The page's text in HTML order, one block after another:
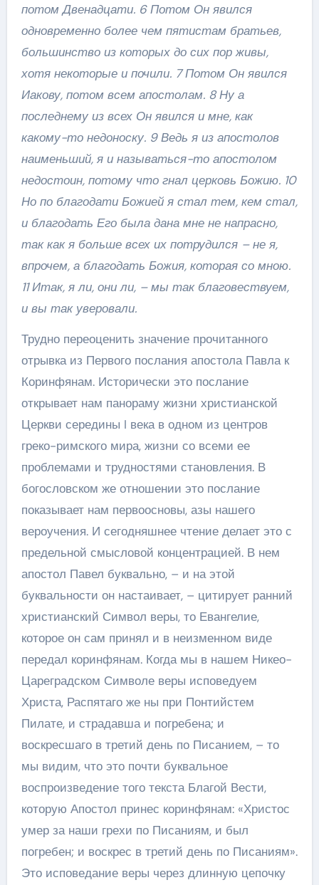
потом Двенадцати. 6 Потом Он явился
одновременно более чем пятистам братьев,
большинство из которых до сих пор живы,
хотя некоторые и почили. 7 Потом Он явился
Иакову, потом всем апостолам. 8 Ну а
последнему из всех Он явился и мне, как
какому-то недоноску. 9 Ведь я из апостолов
наименьший, я и называться-то апостолом
недостоин, потому что гнал церковь Божию. 10
Но по благодати Божией я стал тем, кем стал,
и благодать Его была дана мне не напрасно,
так как я больше всех их потрудился – не я,
впрочем, а благодать Божия, которая со мною.
11 Итак, я ли, они ли, – мы так благовествуем,
и вы так уверовали.
Трудно переоценить значение прочитанного
отрывка из Первого послания апостола Павла к
Коринфянам. Исторически это послание
открывает нам панораму жизни христианской
Церкви середины I века в одном из центров
греко-римского мира, жизни со всеми ее
проблемами и трудностями становления. В
богословском же отношении это послание
показывает нам первоосновы, азы нашего
вероучения. И сегодняшнее чтение делает это с
предельной смысловой концентрацией. В нем
апостол Павел буквально, – и на этой
буквальности он настаивает, – цитирует ранний
христианский Символ веры, то Евангелие,
которое он сам принял и в неизменном виде
передал коринфянам. Когда мы в нашем Никео-
Цареградском Символе веры исповедуем
Христа, Распятаго же ны при Понтийстем
Пилате, и страдавша и погребена; и
воскресшаго в третий день по Писанием, – то
мы видим, что это почти буквальное
воспроизведение того текста Благой Вести,
которую Апостол принес коринфянам: «Христос
умер за наши грехи по Писаниям, и был
погребен; и воскрес в третий день по Писаниям».
Это исповедание веры через длинную цепочку